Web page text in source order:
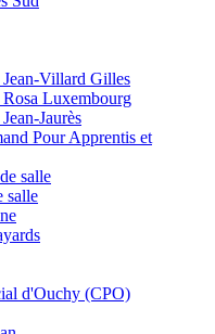
Villard Gilles
Luxembourg
Jaurès
Pour Apprentis et
salle
salle
d'Ouchy (CPO)